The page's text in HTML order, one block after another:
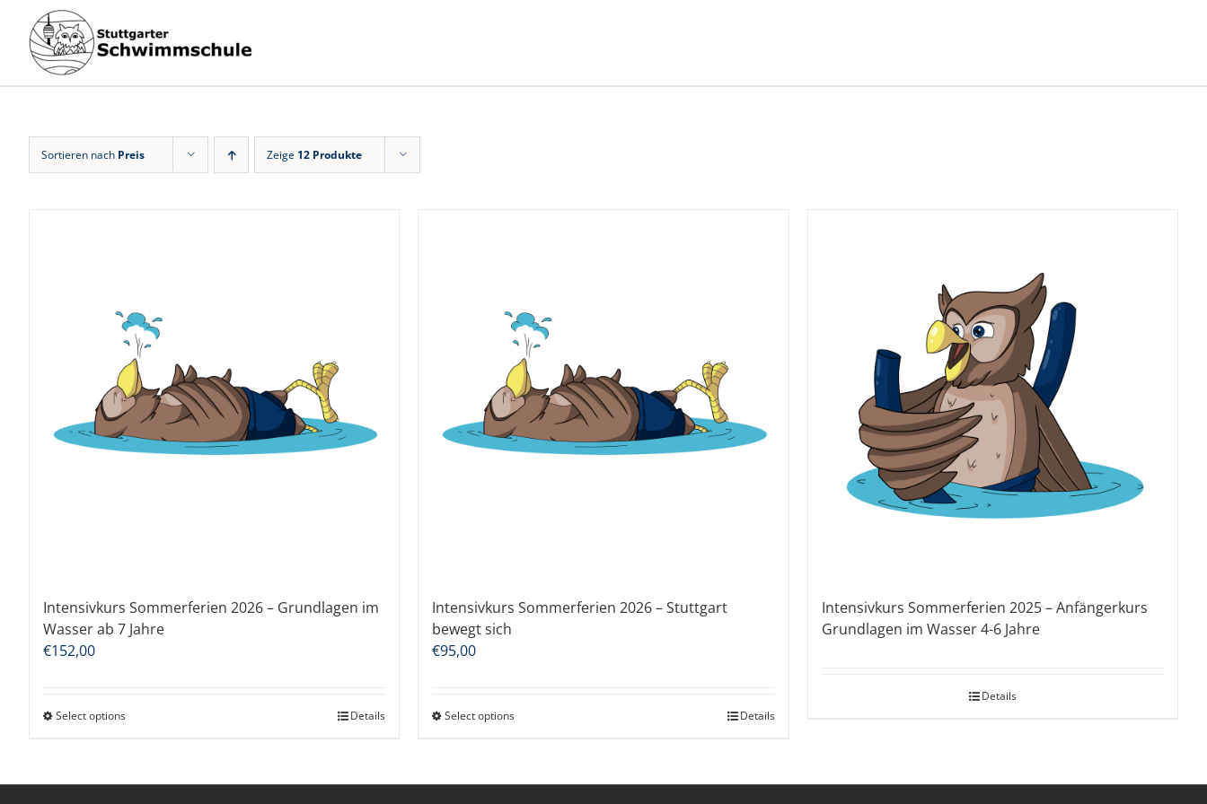
Inhalt
springen
Sortieren nach Preis Zeige 12 Produkte
Intensivkurs Sommerferien 2026 – Grundlagen im
Wasser ab 7 Jahre
€152,00
Select options Details
Intensivkurs Sommerferien 2026 – Stuttgart
bewegt sich
€95,00
Select options Details
Intensivkurs Sommerferien 2025 – Anfängerkurs
Grundlagen im Wasser 4-6 Jahre
Details